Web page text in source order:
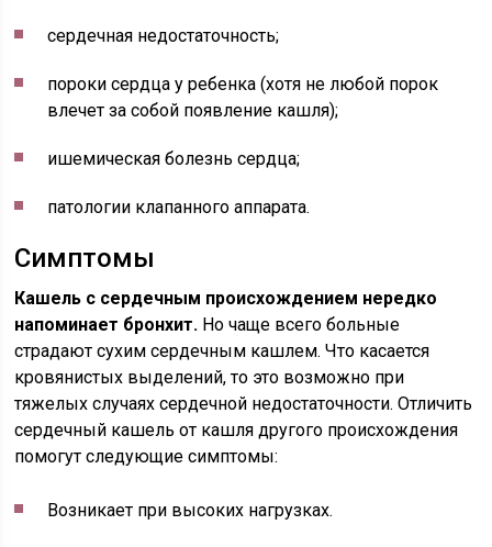
сердечная недостаточность;
пороки сердца у ребенка (хотя не любой порок
влечет за собой появление кашля);
ишемическая болезнь сердца;
патологии клапанного аппарата.
Симптомы
Кашель с сердечным происхождением нередко
напоминает бронхит. Но чаще всего больные
страдают сухим сердечным кашлем. Что касается
кровянистых выделений, то это возможно при
тяжелых случаях сердечной недостаточности. Отличить
сердечный кашель от кашля другого происхождения
помогут следующие симптомы:
Возникает при высоких нагрузках.